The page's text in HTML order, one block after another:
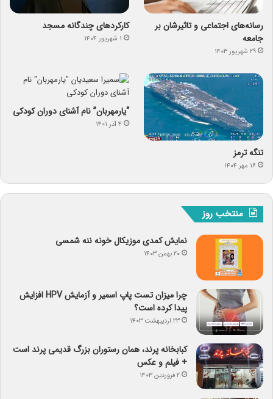
رسانه‌های اجتماعی و تاثیرشان بر
جامعه
۲۹ شهریور ۱۴۰۳
کارکردهای چندگانه مسجد
۱ شهریور ۱۴۰۴
تنگه ترمز
۱۶ مهر ۱۴۰۴
“یارمهربان” نام آشنای دوران کودکی
۴ آذر ۱۴۰۱
منتخب روز
نمایش کمدی موزیکال خونه ننه شمسی
۲۰ بهمن ۱۴۰۳
چرا میزان تست پاپ اسمیر و آزمایش HPV افزایش
پیدا کرده است؟
۲۳ اردیبهشت ۱۴۰۳
کبابخانه پرند، همان رستوران بزرگ قدیمی پرند است
+ فیلم و عکس
۲ فروردین ۱۴۰۳